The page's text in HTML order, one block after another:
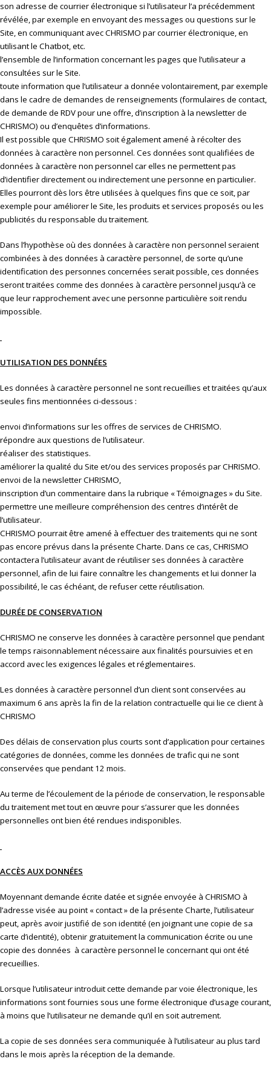
son adresse de courrier électronique si l’utilisateur l’a précédemment
révélée, par exemple en envoyant des messages ou questions sur le
Site, en communiquant avec CHRISMO par courrier électronique, en
utilisant le Chatbot, etc.
l’ensemble de l’information concernant les pages que l’utilisateur a
consultées sur le Site.
toute information que l’utilisateur a donnée volontairement, par exemple
dans le cadre de demandes de renseignements (formulaires de contact,
de demande de RDV pour une offre, d’inscription à la newsletter de
CHRISMO) ou d’enquêtes d’informations.
Il est possible que CHRISMO soit également amené à récolter des
données à caractère non personnel. Ces données sont qualifiées de
données à caractère non personnel car elles ne permettent pas
d’identifier directement ou indirectement une personne en particulier.
Elles pourront dès lors être utilisées à quelques fins que ce soit, par
exemple pour améliorer le Site, les produits et services proposés ou les
publicités du responsable du traitement.
Dans l’hypothèse où des données à caractère non personnel seraient
combinées à des données à caractère personnel, de sorte qu’une
identification des personnes concernées serait possible, ces données
seront traitées comme des données à caractère personnel jusqu’à ce
que leur rapprochement avec une personne particulière soit rendu
impossible.
UTILISATION DES DONNÉES
Les données à caractère personnel ne sont recueillies et traitées qu’aux
seules fins mentionnées ci-dessous :
envoi d’informations sur les offres de services de CHRISMO.
répondre aux questions de l’utilisateur.
réaliser des statistiques.
améliorer la qualité du Site et/ou des services proposés par CHRISMO.
envoi de la newsletter CHRISMO,
inscription d’un commentaire dans la rubrique « Témoignages » du Site.
permettre une meilleure compréhension des centres d’intérêt de
l’utilisateur.
CHRISMO pourrait être amené à effectuer des traitements qui ne sont
pas encore prévus dans la présente Charte. Dans ce cas, CHRISMO
contactera l’utilisateur avant de réutiliser ses données à caractère
personnel, afin de lui faire connaître les changements et lui donner la
possibilité, le cas échéant, de refuser cette réutilisation.
DURÉE DE CONSERVATION
CHRISMO ne conserve les données à caractère personnel que pendant
le temps raisonnablement nécessaire aux finalités poursuivies et en
accord avec les exigences légales et réglementaires.
Les données à caractère personnel d’un client sont conservées au
maximum 6 ans après la fin de la relation contractuelle qui lie ce client à
CHRISMO
Des délais de conservation plus courts sont d’application pour certaines
catégories de données, comme les données de trafic qui ne sont
conservées que pendant 12 mois.
Au terme de l’écoulement de la période de conservation, le responsable
du traitement met tout en œuvre pour s’assurer que les données
personnelles ont bien été rendues indisponibles.
ACCÈS AUX DONNÉES
Moyennant demande écrite datée et signée envoyée à CHRISMO à
l’adresse visée au point « contact » de la présente Charte, l’utilisateur
peut, après avoir justifié de son identité (en joignant une copie de sa
carte d’identité), obtenir gratuitement la communication écrite ou une
copie des données à caractère personnel le concernant qui ont été
recueillies.
Lorsque l’utilisateur introduit cette demande par voie électronique, les
informations sont fournies sous une forme électronique d’usage courant,
à moins que l’utilisateur ne demande qu’il en soit autrement.
La copie de ses données sera communiquée à l’utilisateur au plus tard
dans le mois après la réception de la demande.